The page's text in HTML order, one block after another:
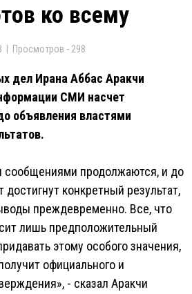
ко всему
| Просмотров - 298
дел Ирана Аббас Аракчи
СМИ насчет
объявления властями
сообщениями продолжаются, и до
достигнут конкретный результат,
преждевременно. Все, что
лишь предположительный
этому особого значения,
официального и
- сказал Аракчи